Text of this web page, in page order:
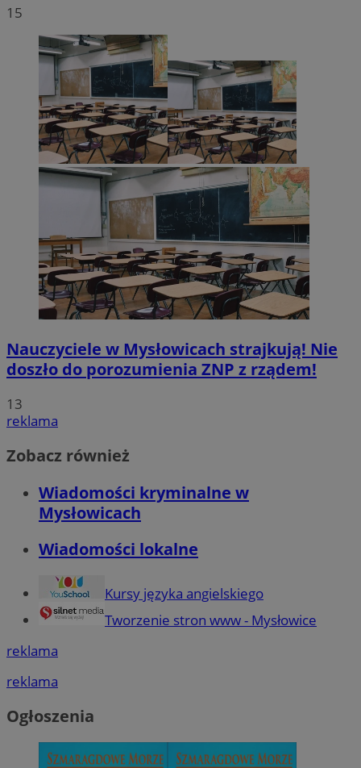
15
Nauczyciele w Mysłowicach strajkują! Nie
doszło do porozumienia ZNP z rządem!
13
reklama
Zobacz również
Wiadomości kryminalne w
Mysłowicach
Wiadomości lokalne
Kursy języka angielskiego
Tworzenie stron www - Mysłowice
reklama
reklama
Ogłoszenia